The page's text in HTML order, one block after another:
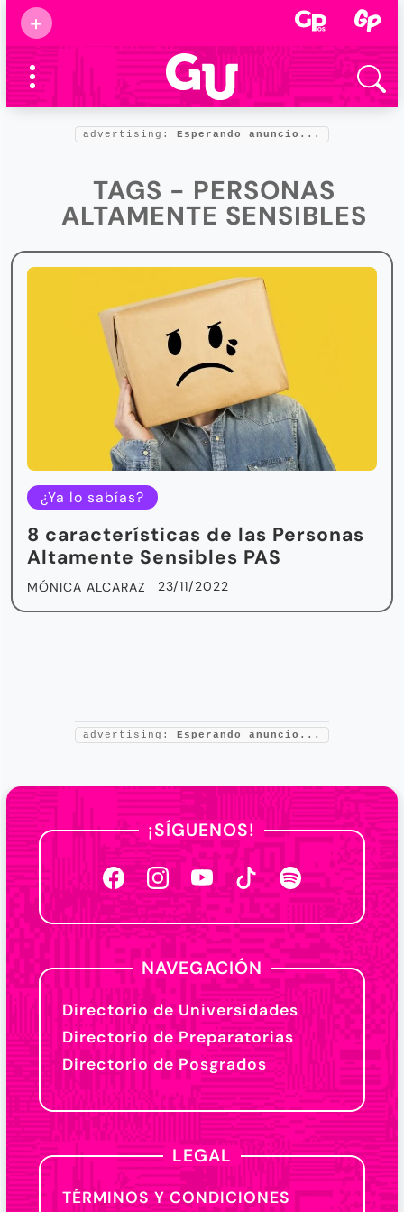
+
Supermamás
2025
Marcas de
confianza
Foro salud
advertising: Esperando anuncio...
TAGS - PERSONAS
ALTAMENTE SENSIBLES
¿Ya lo sabías?
8 características de las Personas
Altamente Sensibles PAS
MÓNICA ALCARAZ 23/11/2022
advertising: Esperando anuncio...
¡SÍGUENOS!
NAVEGACIÓN
Directorio de Universidades
Directorio de Preparatorias
Directorio de Posgrados
LEGAL
TÉRMINOS Y CONDICIONES